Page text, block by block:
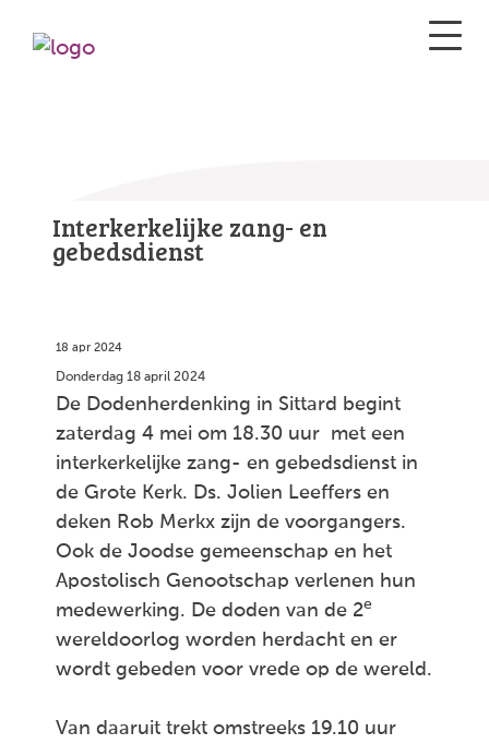
Interkerkelijke zang- en
gebedsdienst
18 apr 2024
Donderdag 18 april 2024
De Dodenherdenking in Sittard begint
zaterdag 4 mei om 18.30 uur met een
interkerkelijke zang- en gebedsdienst in
de Grote Kerk. Ds. Jolien Leeffers en
deken Rob Merkx zijn de voorgangers.
Ook de Joodse gemeenschap en het
Apostolisch Genootschap verlenen hun
medewerking. De doden van de 2e
wereldoorlog worden herdacht en er
wordt gebeden voor vrede op de wereld.
Van daaruit trekt omstreeks 19.10 uur